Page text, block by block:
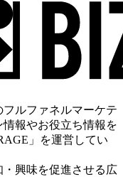
ルファネルマーケテ
報やお役立ち情報を
」を運営してい
興味を促進させる広